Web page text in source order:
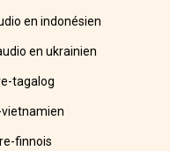
en indonésien
en ukrainien
tagalog
finnois